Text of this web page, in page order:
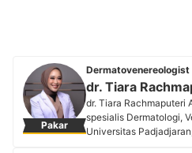
Pakar
Dermatovenereologist
dr. Tiara
dr. Tiara Rachmaputeri
spesialis Dermatologi,
Universitas